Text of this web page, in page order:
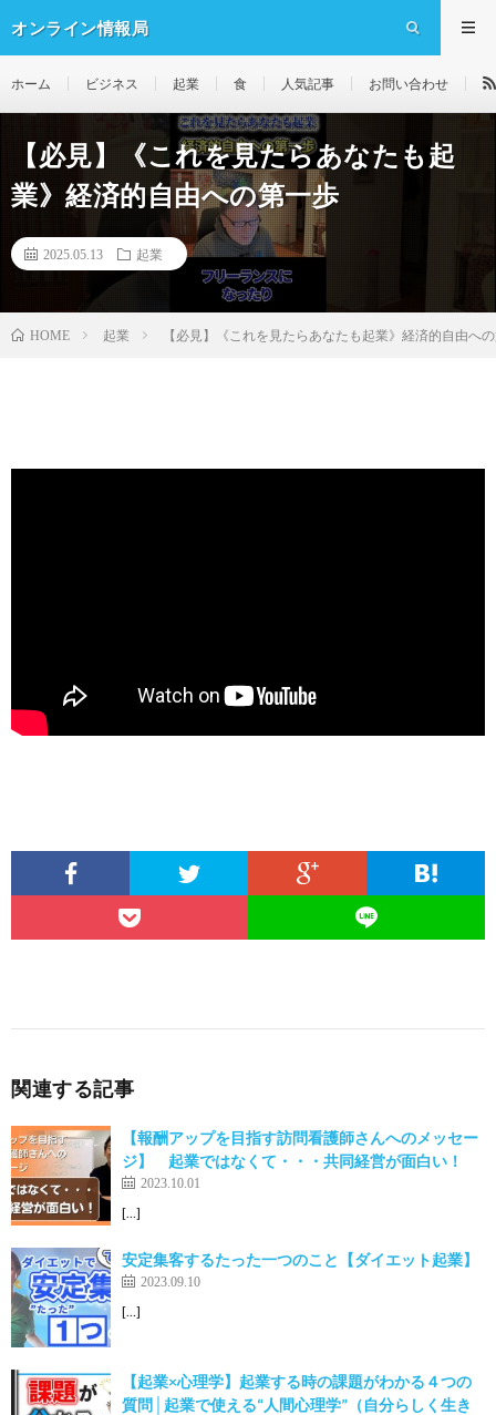
オンライン情報局
ホーム ビジネス 起業 食 人気記事 お問い合わせ
【必見】《これを見たらあなたも起
業》経済的自由への第一歩
2025.05.13 起業
HOME 起業 【必見】《これを見たらあなたも起業》経済的自由へ
関連する記事
【報酬アップを目指す訪問看護師さんへのメッセー
ジ】 起業ではなくて・・・共同経営が面白い！
2023.10.01
[…]
安定集客するたった一つのこと【ダイエット起業】
2023.09.10
[…]
【起業×心理学】起業する時の課題がわかる４つの
質問│起業で使える“人間心理学”（自分らしく生き